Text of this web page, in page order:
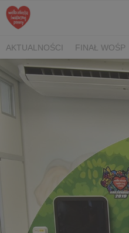
AKTUALNOŚCI FINAŁ WOŚP